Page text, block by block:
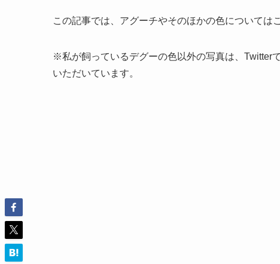
この記事では、アグーチやそのほかの色については
※私が飼っているデグーの色以外の写真は、Twitter
いただいています。